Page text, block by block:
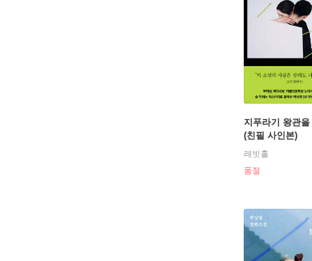
지푸라기 왕관
(친필 사인본)
래빗홀
품절